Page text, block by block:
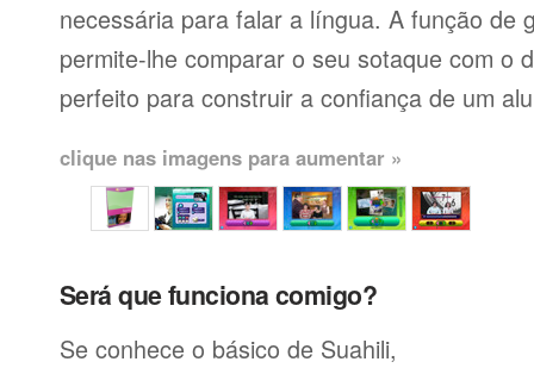
necessária para falar a língua. A função de
permite-lhe comparar o seu sotaque com o
perfeito para construir a confiança de um
clique nas imagens para aumentar »
Será que funciona comigo?
Se conhece o básico de Suahili,